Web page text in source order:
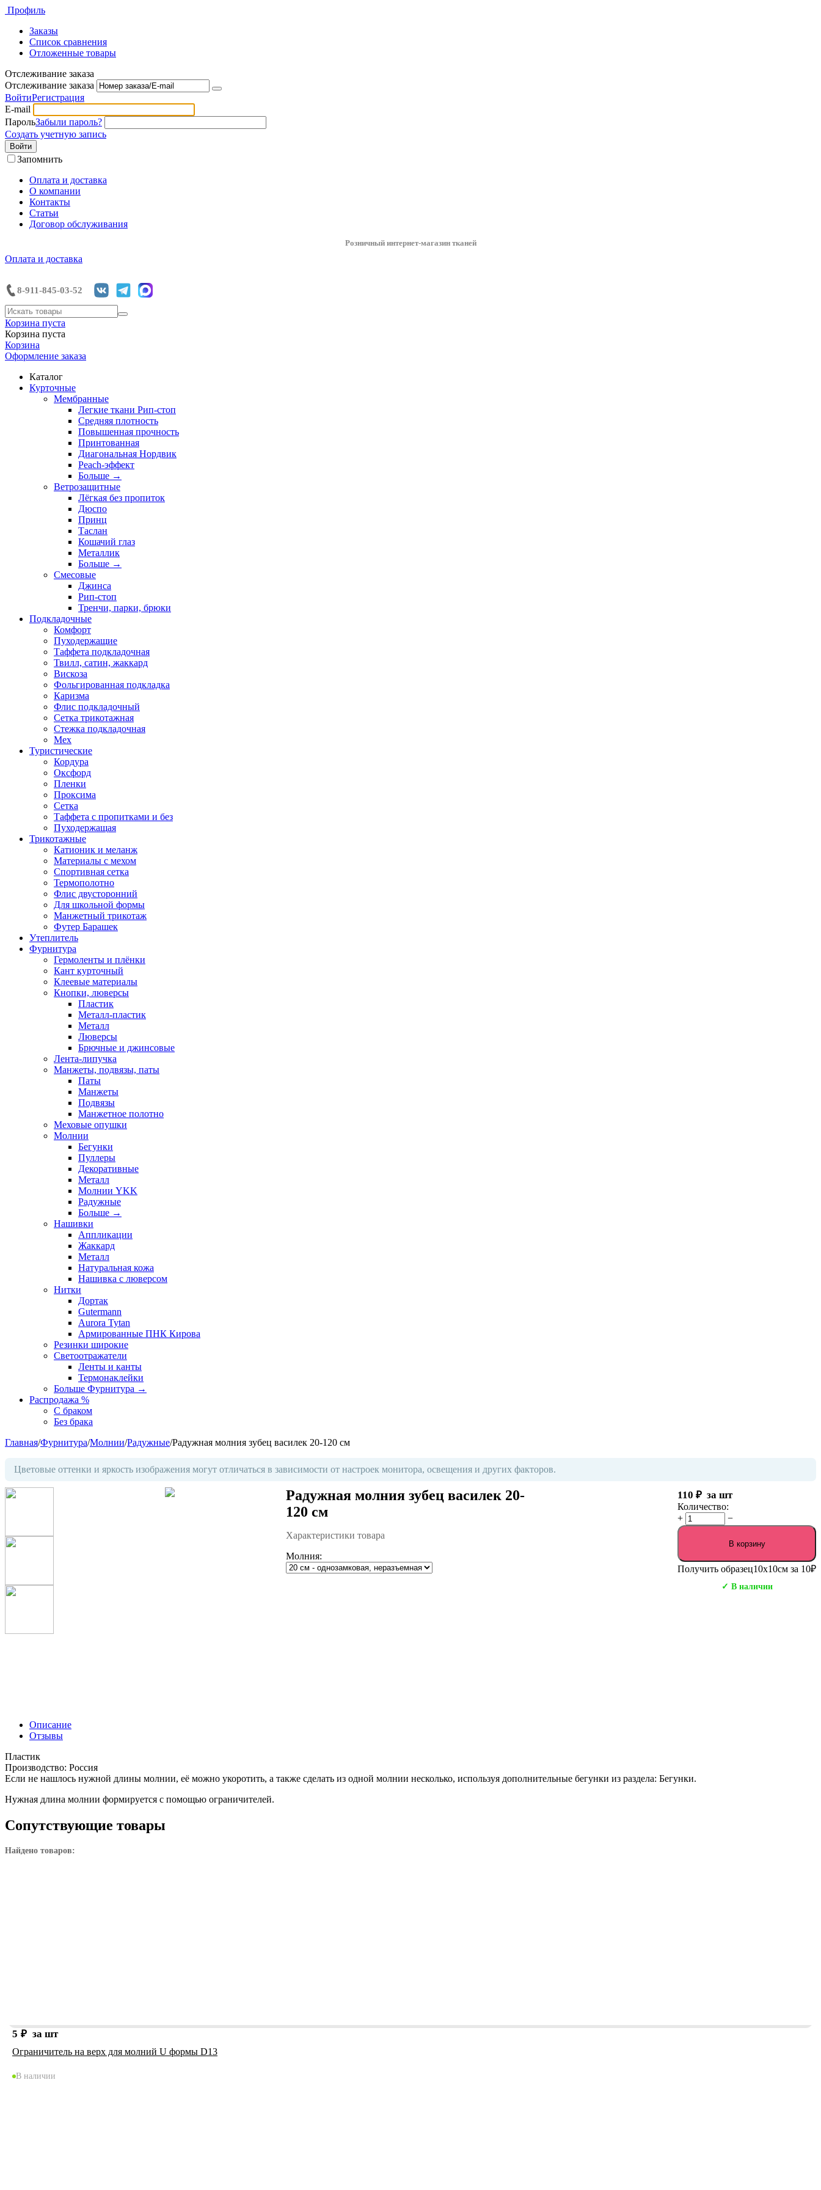
Профиль
Заказы
Список сравнения
Отложенные товары
Отслеживание заказа
Отслеживание заказа
ВойтиРегистрация
E-mail
ПарольЗабыли пароль?
Создать учетную запись
Войти
Запомнить
Оплата и доставка
О компании
Контакты
Статьи
Договор обслуживания
Розничный интернет-магазин тканей
Оплата и доставка
8-911-845-03-52
Корзина пуста
Корзина пуста
Корзина
Оформление заказа
Каталог
Курточные
Мембранные
Легкие ткани Рип-стоп
Средняя плотность
Повышенная прочность
Принтованная
Диагональная Нордвик
Peach-эффект
Больше →
Ветрозащитные
Лёгкая без пропиток
Дюспо
Принц
Таслан
Кошачий глаз
Металлик
Больше →
Смесовые
Джинса
Рип-стоп
Тренчи, парки, брюки
Подкладочные
Комфорт
Пуходержащие
Таффета подкладочная
Твилл, сатин, жаккард
Вискоза
Фольгированная подкладка
Каризма
Флис подкладочный
Сетка трикотажная
Стежка подкладочная
Мех
Туристические
Кордура
Оксфорд
Пленки
Проксима
Сетка
Таффета с пропитками и без
Пуходержащая
Трикотажные
Катионик и меланж
Материалы с мехом
Спортивная сетка
Термополотно
Флис двусторонний
Для школьной формы
Манжетный трикотаж
Футер Барашек
Утеплитель
Фурнитура
Гермоленты и плёнки
Кант курточный
Клеевые материалы
Кнопки, люверсы
Пластик
Металл-пластик
Металл
Люверсы
Брючные и джинсовые
Лента-липучка
Манжеты, подвязы, паты
Паты
Манжеты
Подвязы
Манжетное полотно
Меховые опушки
Молнии
Бегунки
Пуллеры
Декоративные
Металл
Молнии YKK
Радужные
Больше →
Нашивки
Аппликации
Жаккард
Металл
Натуральная кожа
Нашивка с люверсом
Нитки
Дортак
Gutermann
Aurora Tytan
Армированные ПНК Кирова
Резинки широкие
Светоотражатели
Ленты и канты
Термонаклейки
Больше Фурнитура →
Распродажа %
С браком
Без брака
Главная/Фурнитура/Молнии/Радужные/Радужная молния зубец василек 20-120 см
Цветовые оттенки и яркость изображения могут отличаться в зависимости от настроек монитора, освещения и других факторов.
Радужная молния зубец василек 20-
120 см
Характеристики товара
Молния:
110 ₽ за шт
Количество:
+
−
В корзину
Получить образец10х10см за 10₽
✓ В наличии
Описание
Отзывы
Пластик
Производство: Россия
Если не нашлось нужной длины молнии, её можно укоротить, а также сделать из одной молнии несколько, используя дополнительные бегунки из раздела: Бегунки.
Нужная длина молнии формируется с помощью ограничителей.
Сопутствующие товары
Найдено товаров:
5 ₽ за шт
Ограничитель на верх для молний U формы D13
В наличии